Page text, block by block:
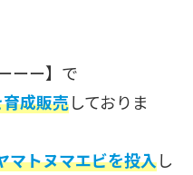
ーー】で
成販売しておりま
マトヌマエビを投入し